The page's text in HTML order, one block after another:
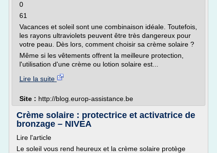
0
61
Vacances et soleil sont une combinaison idéale. Toutefois,
les rayons ultraviolets peuvent être très dangereux pour
votre peau. Dès lors, comment choisir sa crème solaire ?
Même si les vêtements offrent la meilleure protection,
l'utilisation d'une crème ou lotion solaire est...
Lire la suite
Site : http://blog.europ-assistance.be
Crème solaire : protectrice et activatrice de
bronzage – NIVEA
Lire l'article
Le soleil vous rend heureux et la crème solaire protège